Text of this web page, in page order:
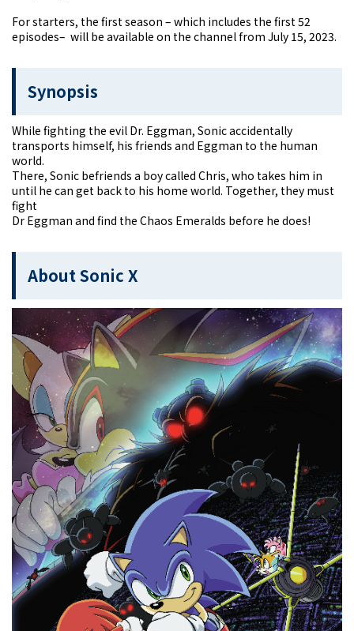
For starters, the first season – which includes the first 52
episodes– will be available on the channel from July 15, 2023.
Synopsis
While fighting the evil Dr. Eggman, Sonic accidentally
transports himself, his friends and Eggman to the human
world.
There, Sonic befriends a boy called Chris, who takes him in
until he can get back to his home world. Together, they must
fight
Dr Eggman and find the Chaos Emeralds before he does!
About Sonic X